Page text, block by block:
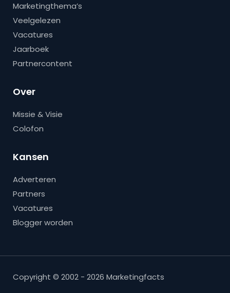
Marketingthema’s
Veelgelezen
Vacatures
Jaarboek
Partnercontent
Over
Missie & Visie
Colofon
Kansen
Adverteren
Partners
Vacatures
Blogger worden
Copyright © 2002 - 2026 Marketingfacts